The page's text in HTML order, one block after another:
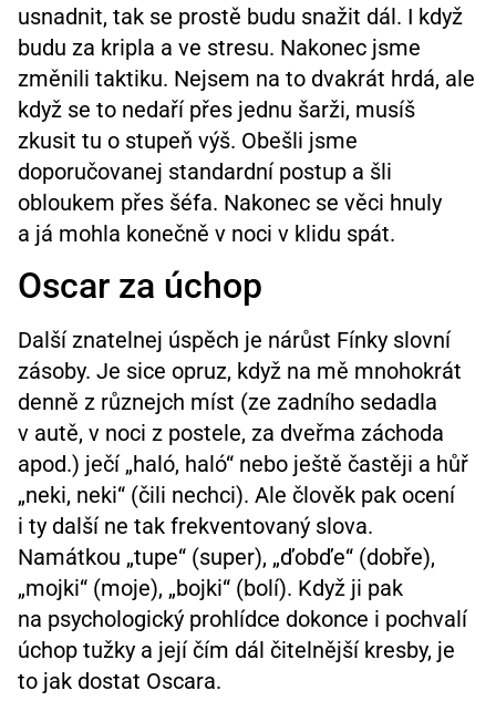
usnadnit, tak se prostě budu snažit dál. I když
budu za kripla a ve stresu. Nakonec jsme
změnili taktiku. Nejsem na to dvakrát hrdá, ale
když se to nedaří přes jednu šarži, musíš
zkusit tu o stupeň výš. Obešli jsme
doporučovanej standardní postup a šli
obloukem přes šéfa. Nakonec se věci hnuly
a já mohla konečně v noci v klidu spát.
Oscar za úchop
Další znatelnej úspěch je nárůst Fínky slovní
zásoby. Je sice opruz, když na mě mnohokrát
denně z různejch míst (ze zadního sedadla
v autě, v noci z postele, za dveřma záchoda
apod.) ječí „haló, haló“ nebo ještě častěji a hůř
„neki, neki“ (čili nechci). Ale člověk pak ocení
i ty další ne tak frekventovaný slova.
Namátkou „tupe“ (super), „ďobďe“ (dobře),
„mojki“ (moje), „bojki“ (bolí). Když ji pak
na psychologický prohlídce dokonce i pochvalí
úchop tužky a její čím dál čitelnější kresby, je
to jak dostat Oscara.